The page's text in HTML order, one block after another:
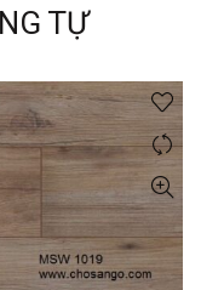
TỰ